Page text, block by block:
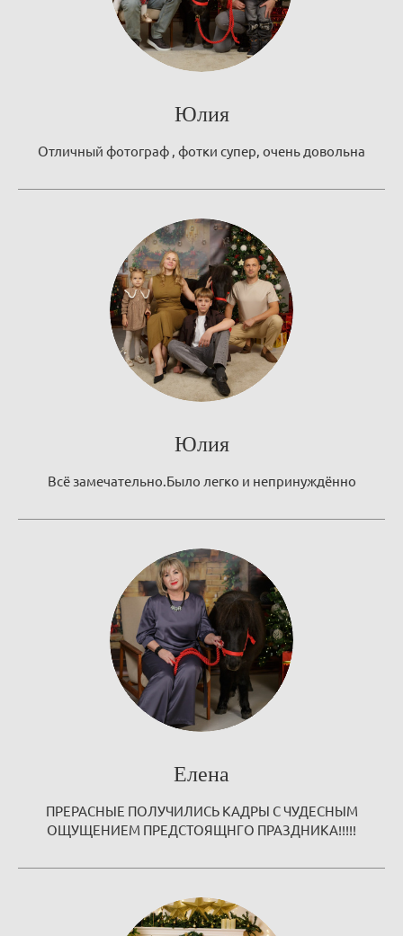
Юлия
Отличный фотограф , фотки супер, очень довольна
Юлия
Всё замечательно.Было легко и непринуждённо
Елена
ПРЕРАСНЫЕ ПОЛУЧИЛИСЬ КАДРЫ С ЧУДЕСНЫМ
ОЩУЩЕНИЕМ ПРЕДСТОЯЩНГО ПРАЗДНИКА!!!!!